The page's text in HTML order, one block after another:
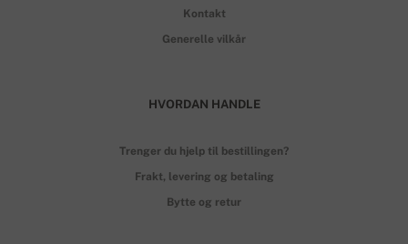
Kontakt
Generelle vilkår
HVORDAN HANDLE
Trenger du hjelp til bestillingen?
Frakt, levering og betaling
Bytte og retur